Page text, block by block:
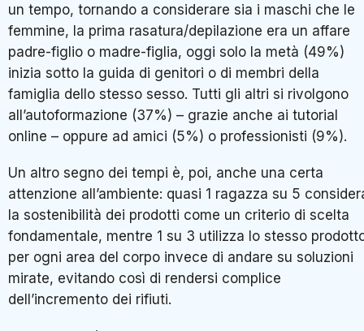
un tempo, tornando a considerare sia i maschi che le
femmine, la prima rasatura/depilazione era un affare
padre-figlio o madre-figlia, oggi solo la metà (49%)
inizia sotto la guida di genitori o di membri della
famiglia dello stesso sesso. Tutti gli altri si rivolgono
all’autoformazione (37%) – grazie anche ai tutorial
online – oppure ad amici (5%) o professionisti (9%).
Un altro segno dei tempi è, poi, anche una certa
attenzione all’ambiente: quasi 1 ragazza su 5
la sostenibilità dei prodotti come un criterio di scelta
fondamentale, mentre 1 su 3 utilizza lo stesso
per ogni area del corpo invece di andare su soluzioni
mirate, evitando così di rendersi complice
dell’incremento dei rifiuti.